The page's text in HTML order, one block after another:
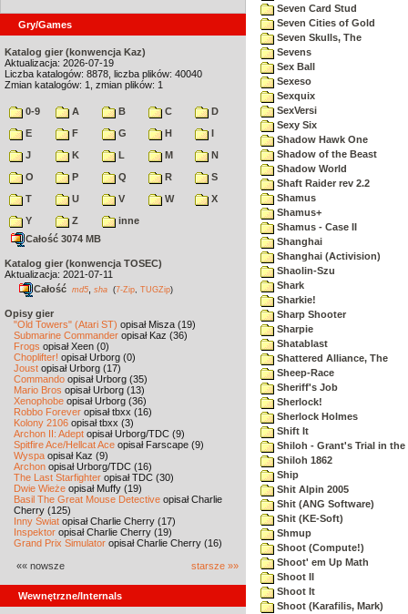
Gry/Games
Katalog gier (konwencja Kaz)
Aktualizacja: 2026-07-19
Liczba katalogów: 8878, liczba plików: 40040
Zmian katalogów: 1, zmian plików: 1
0-9 A B C
D
E
F G H
I
J
K L M
N
O
P Q R
S
T
U V W
X
Y
Z
inne
Całość 3074 MB
Katalog gier (konwencja TOSEC)
Aktualizacja: 2021-07-11
Całość md5 sha (7-Zip TUGZip)
Opisy gier
"Old Towers" (Atari ST) opisał Misza (19)
Submarine Commander opisał Kaz (36)
Frogs opisał Xeen (0)
Choplifter! opisał Urborg (0)
Joust opisał Urborg (17)
Commando opisał Urborg (35)
Mario Bros opisał Urborg (13)
Xenophobe opisał Urborg (36)
Robbo Forever opisał tbxx (16)
Kolony 2106 opisał tbxx (3)
Archon II: Adept opisał Urborg/TDC (9)
Spitfire Ace/Hellcat Ace opisał Farscape (9)
Wyspa opisał Kaz (9)
Archon opisał Urborg/TDC (16)
The Last Starfighter opisał TDC (30)
Dwie Wieże opisał Muffy (19)
Basil The Great Mouse Detective opisał Charlie
Cherry (125)
Inny Świat opisał Charlie Cherry (17)
Inspektor opisał Charlie Cherry (19)
Grand Prix Simulator opisał Charlie Cherry (16)
«« nowsze starsze »»
Wewnętrzne/Internals
Seven Card Stud
Seven Cities of Gold
Seven Skulls, The
Sevens
Sex Ball
Sexeso
Sexquix
SexVersi
Sexy Six
Shadow Hawk One
Shadow of the Beast
Shadow World
Shaft Raider rev 2.2
Shamus
Shamus+
Shamus - Case II
Shanghai
Shanghai (Activision)
Shaolin-Szu
Shark
Sharkie!
Sharp Shooter
Sharpie
Shatablast
Shattered Alliance, The
Sheep-Race
Sheriff's Job
Sherlock!
Sherlock Holmes
Shift It
Shiloh - Grant's Trial in the
Shiloh 1862
Ship
Shit Alpin 2005
Shit (ANG Software)
Shit (KE-Soft)
Shmup
Shoot (Compute!)
Shoot' em Up Math
Shoot II
Shoot It
Shoot (Karafilis, Mark)